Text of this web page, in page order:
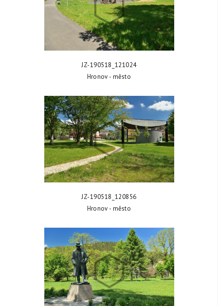
ZOBRAZIT FOTKU
JZ-190518_121024
Hronov - město
ZOBRAZIT FOTKU
JZ-190518_120856
Hronov - město